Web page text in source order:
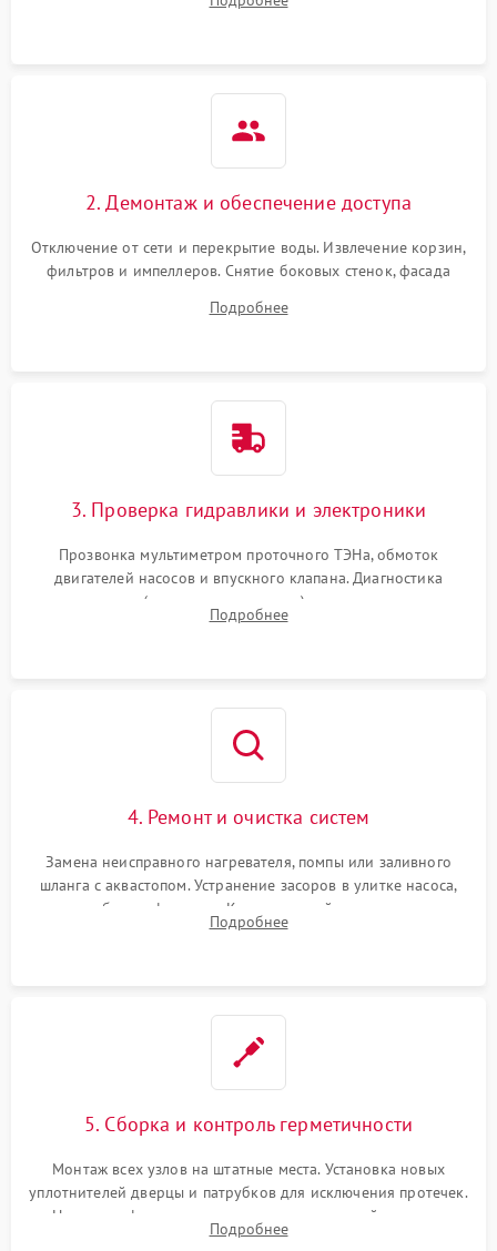
разбрызгивателей или срабатывание системы защиты
2. Демонтаж и обеспечение доступа
Отключение от сети и перекрытие воды. Извлечение корзин,
фильтров и импеллеров. Снятие боковых стенок, фасада
циркуляционному насосу, ТЭНу и сливной помпе.
Подробнее
3. Проверка гидравлики и электроники
Прозвонка мультиметром проточного ТЭНа, обмоток
двигателей насосов и впускного клапана. Диагностика
прессостата (датчика уровня воды), датчика мутности,
концевика дверцы и электронного модуля управления.
Подробнее
4. Ремонт и очистка систем
Замена неисправного нагревателя, помпы или заливного
шланга с аквастопом. Устранение засоров в улитке насоса,
патрубках и фильтрах. Компонентный ремонт платы
управления, восстановление поврежденной проводки.
Подробнее
5. Сборка и контроль герметичности
Монтаж всех узлов на штатные места. Установка новых
уплотнителей дверцы и патрубков для исключения протечек.
Надежная фиксация хомутов гидравлической системы,
сборка корпуса и установка датчика поплавка.
Подробнее